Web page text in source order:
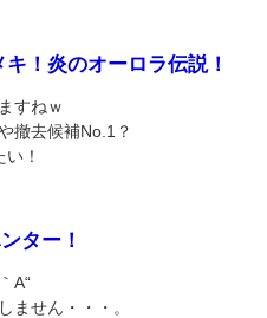
！炎のオーロラ伝説！
すねｗ
撤去候補No.1？
！
ター！
A“
ません・・・。